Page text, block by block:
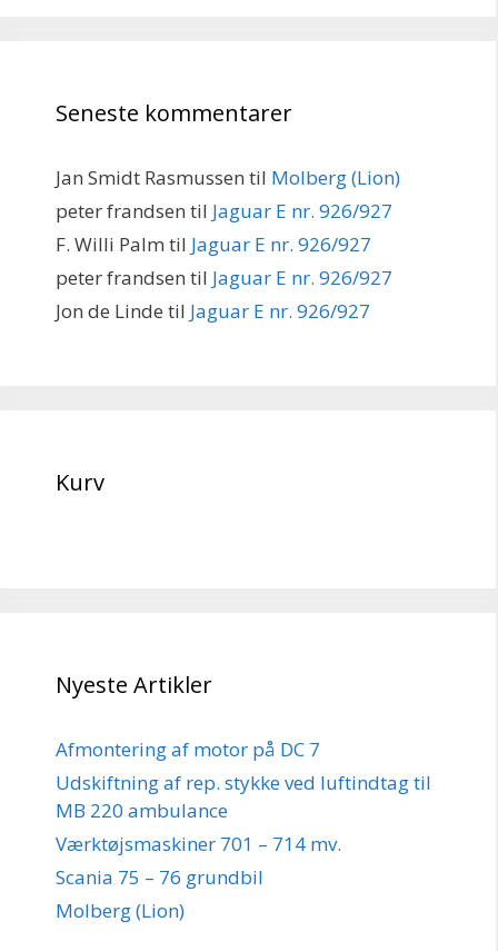
Seneste kommentarer
Jan Smidt Rasmussen til Molberg (Lion)
peter frandsen til Jaguar E nr. 926/927
F. Willi Palm til Jaguar E nr. 926/927
peter frandsen til Jaguar E nr. 926/927
Jon de Linde til Jaguar E nr. 926/927
Kurv
Nyeste Artikler
Afmontering af motor på DC 7
Udskiftning af rep. stykke ved luftindtag til
MB 220 ambulance
Værktøjsmaskiner 701 – 714 mv.
Scania 75 – 76 grundbil
Molberg (Lion)